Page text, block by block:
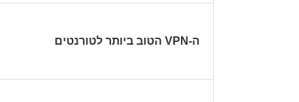
ה-VPN הטוב ביותר לטורנטים